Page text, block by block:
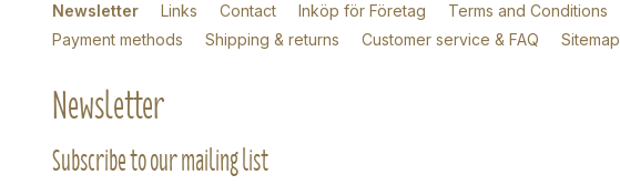
Newsletter Links Contact Inköp för Företag Terms and Conditions
Payment methods
Shipping & returns Customer service & FAQ Sitemap
Newsletter
Subscribe to our mailing list